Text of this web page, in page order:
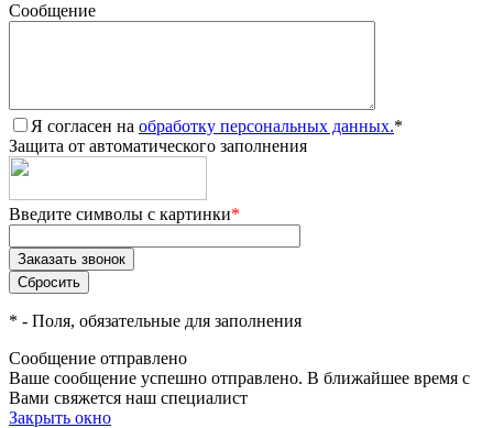
Сообщение
Я согласен на обработку персональных данных.*
Защита от автоматического заполнения
Введите символы с картинки*
* - Поля, обязательные для заполнения
Сообщение отправлено
Ваше сообщение успешно отправлено. В ближайшее время с
Вами свяжется наш специалист
Закрыть окно